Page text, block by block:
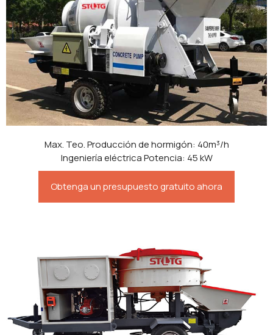
Max. Teo. Producción de hormigón: 40m³/h
Ingeniería eléctrica Potencia: 45 kW
Obtenga un presupuesto gratuito ahora